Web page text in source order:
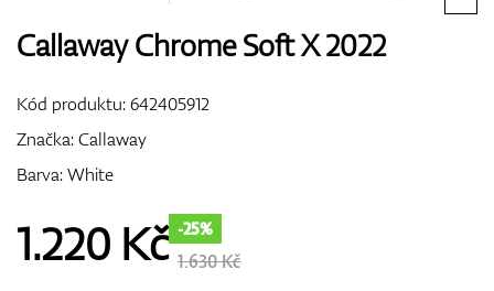
Callaway Chrome Soft X 2022
Kód produktu:642405912
Značka:Callaway
Barva: White
1.220 Kč -25%
1.630 Kč